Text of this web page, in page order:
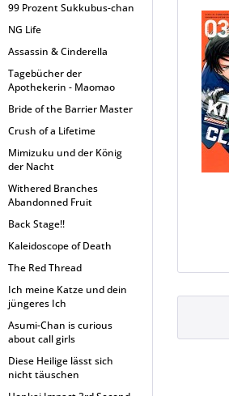
99 Prozent Sukkubus-chan
NG Life
Assassin & Cinderella
Tagebücher der
Apothekerin - Maomao
Bride of the Barrier Master
Crush of a Lifetime
Mimizuku und der König
der Nacht
Withered Branches
Abandonned Fruit
Back Stage!!
Kaleidoscope of Death
The Red Thread
Ich meine Katze und dein
jüngeres Ich
Asumi-Chan is curious
about call girls
Diese Heilige lässt sich
nicht täuschen